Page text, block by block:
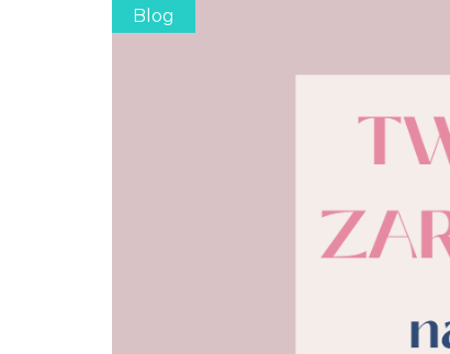
Blog